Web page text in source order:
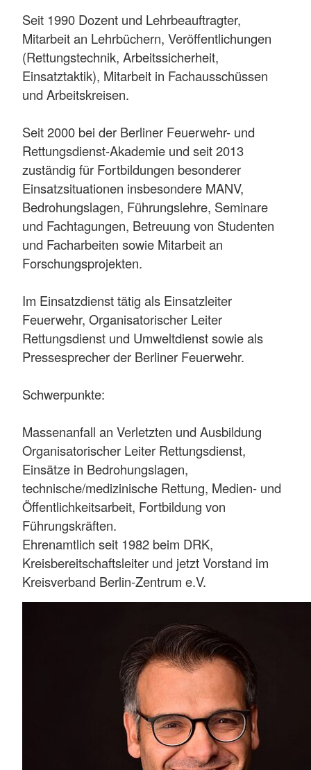
Seit 1990 Dozent und Lehrbeauftragter,
Mitarbeit an Lehrbüchern, Veröffentlichungen
(Rettungstechnik, Arbeitssicherheit,
Einsatztaktik), Mitarbeit in Fachausschüssen
und Arbeitskreisen.
Seit 2000 bei der Berliner Feuerwehr- und
Rettungsdienst-Akademie und seit 2013
zuständig für Fortbildungen besonderer
Einsatzsituationen insbesondere MANV,
Bedrohungslagen, Führungslehre, Seminare
und Fachtagungen, Betreuung von Studenten
und Facharbeiten sowie Mitarbeit an
Forschungsprojekten.
Im Einsatzdienst tätig als Einsatzleiter
Feuerwehr, Organisatorischer Leiter
Rettungsdienst und Umweltdienst sowie als
Pressesprecher der Berliner Feuerwehr.
Schwerpunkte:
Massenanfall an Verletzten und Ausbildung
Organisatorischer Leiter Rettungsdienst,
Einsätze in Bedrohungslagen,
technische/medizinische Rettung, Medien- und
Öffentlichkeitsarbeit, Fortbildung von
Führungskräften.
Ehrenamtlich seit 1982 beim DRK,
Kreisbereitschaftsleiter und jetzt Vorstand im
Kreisverband Berlin-Zentrum e.V.